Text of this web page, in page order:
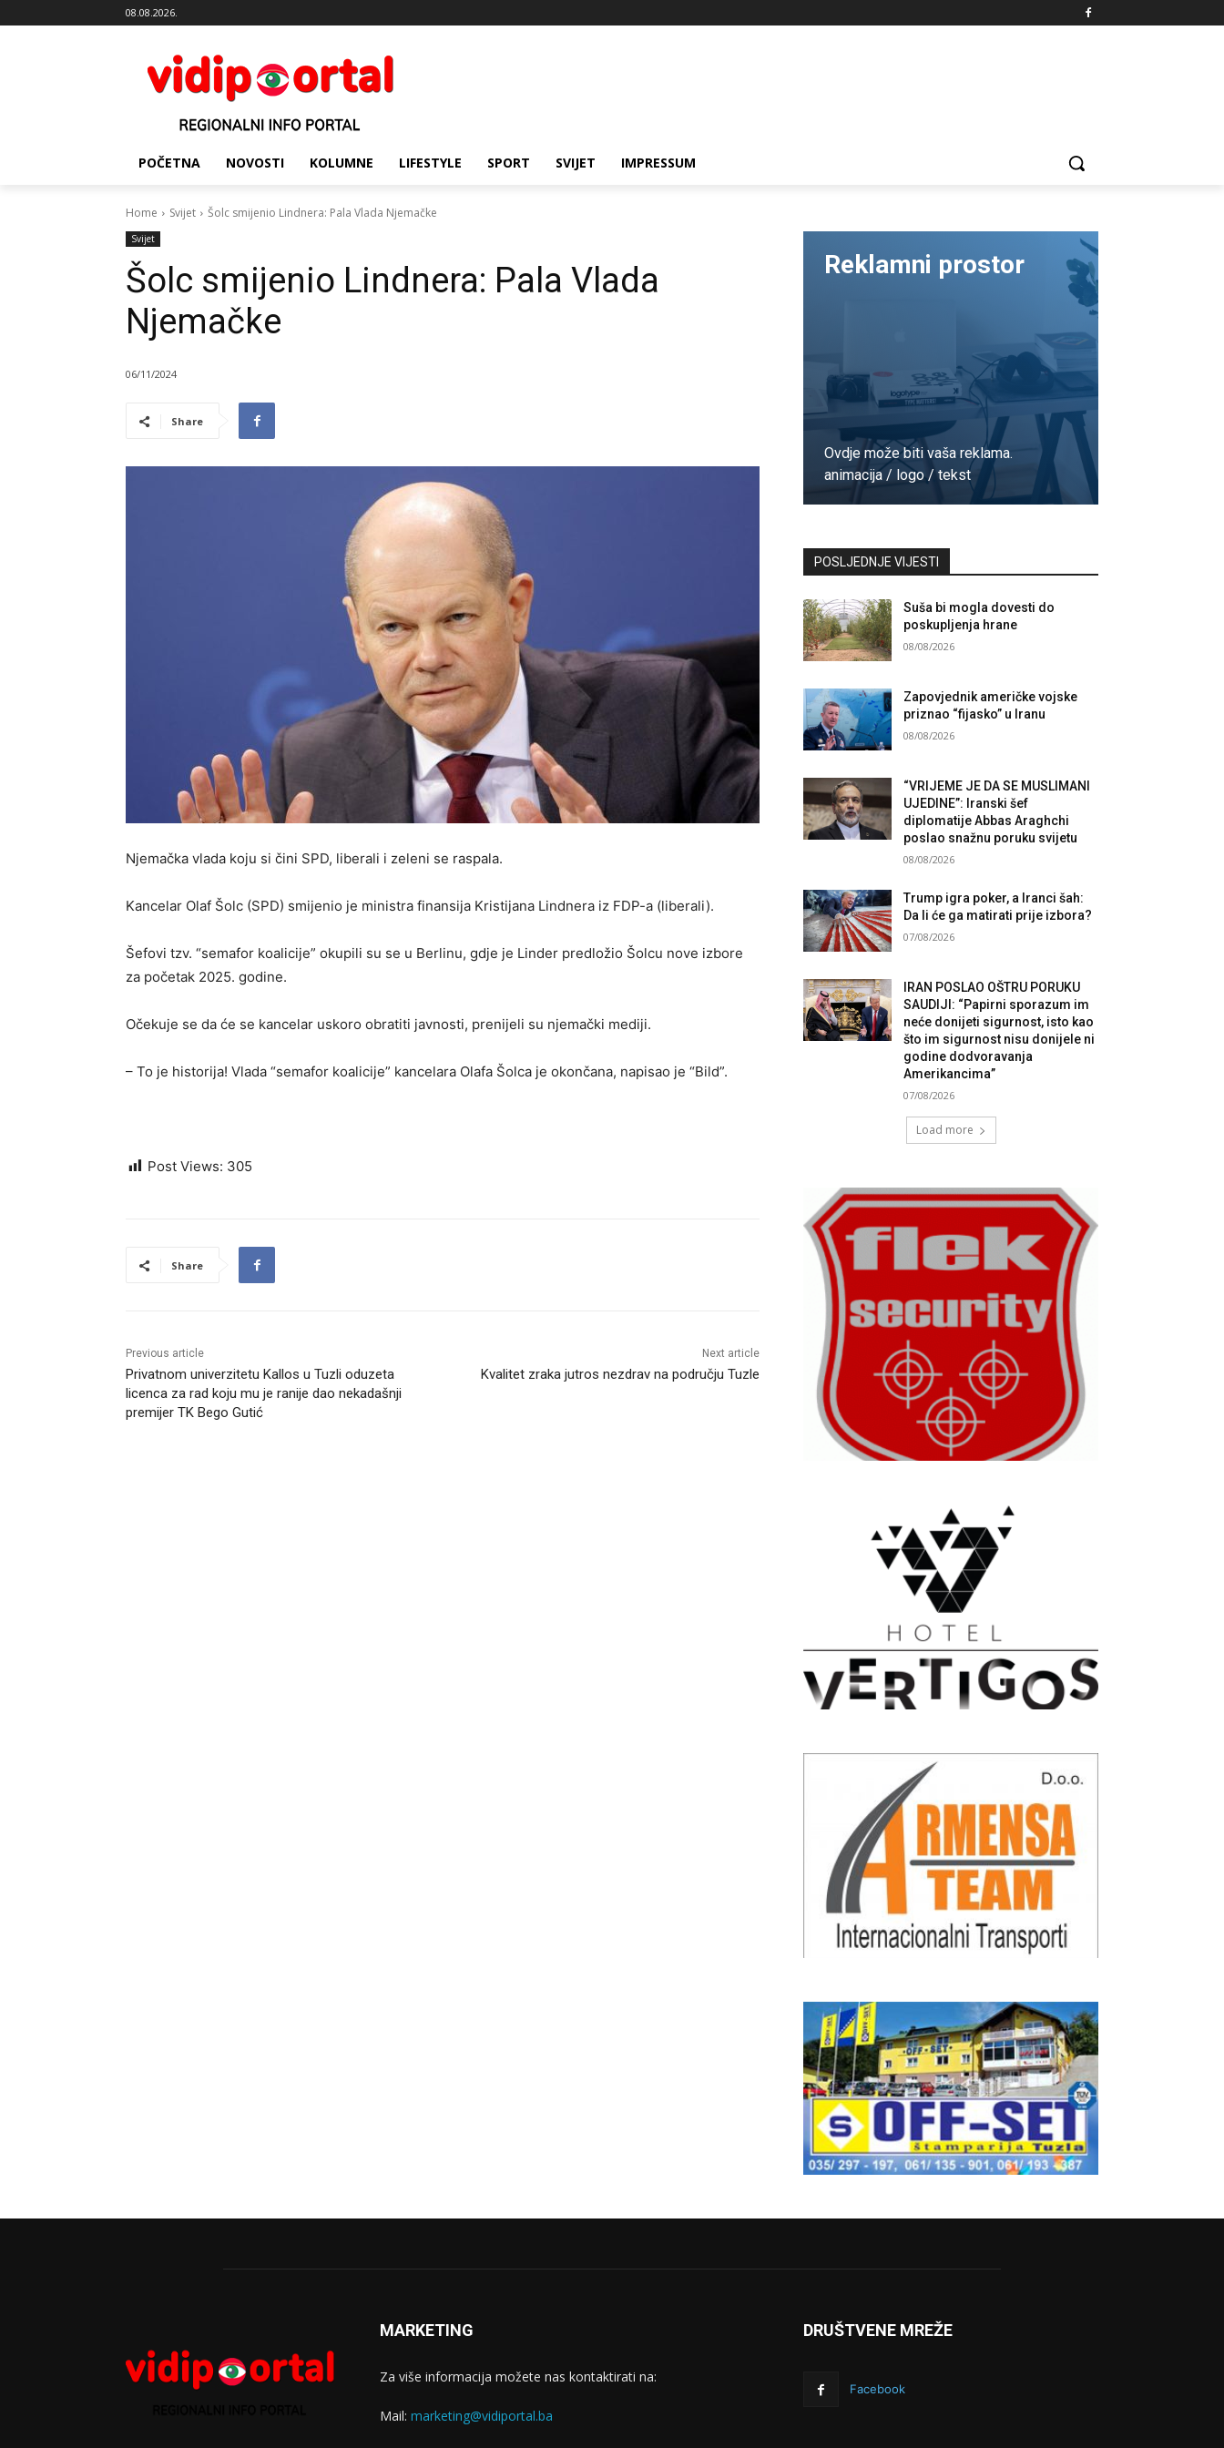
08.08.2026.
POČETNA NOVOSTI KOLUMNE LIFESTYLE SPORT SVIJET IMPRESSUM
Home Svijet Šolc smijenio Lindnera: Pala Vlada Njemačke
Svijet
Šolc smijenio Lindnera: Pala Vlada
Njemačke
06/11/2024
Share
Njemačka vlada koju si čini SPD, liberali i zeleni se raspala.
Kancelar Olaf Šolc (SPD) smijenio je ministra finansija Kristijana Lindnera iz FDP-a (liberali).
Šefovi tzv. “semafor koalicije” okupili su se u Berlinu, gdje je Linder predložio Šolcu nove izbore
za početak 2025. godine.
Očekuje se da će se kancelar uskoro obratiti javnosti, prenijeli su njemački mediji.
– To je historija! Vlada “semafor koalicije” kancelara Olafa Šolca je okončana, napisao je “Bild”.
Post Views: 305
Share
Previous article
Privatnom univerzitetu Kallos u Tuzli oduzeta
licenca za rad koju mu je ranije dao nekadašnji
premijer TK Bego Gutić
Next article
Kvalitet zraka jutros nezdrav na području Tuzle
Reklamni prostor
Ovdje može biti vaša reklama.
animacija / logo / tekst
POSLJEDNJE VIJESTI
Suša bi mogla dovesti do
poskupljenja hrane
08/08/2026
Zapovjednik američke vojske
priznao “fijasko” u Iranu
08/08/2026
“VRIJEME JE DA SE MUSLIMANI
UJEDINE”: Iranski šef
diplomatije Abbas Araghchi
poslao snažnu poruku svijetu
08/08/2026
Trump igra poker, a Iranci šah:
Da li će ga matirati prije izbora?
07/08/2026
IRAN POSLAO OŠTRU PORUKU
SAUDIJI: “Papirni sporazum im
neće donijeti sigurnost, isto kao
što im sigurnost nisu donijele ni
godine dodvoravanja
Amerikancima”
07/08/2026
Load more
MARKETING
Za više informacija možete nas kontaktirati na:
Mail: marketing@vidiportal.ba
DRUŠTVENE MREŽE
Facebook